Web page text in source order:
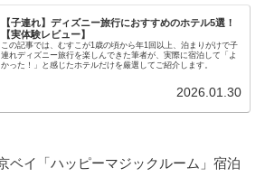
【子連れ】ディズニー旅行におすすめのホテル5選！
【実体験レビュー】
この記事では、むすこが1歳の頃から年1回以上、泊まりがけで子
連れディズニー旅行を楽しんできた筆者が、実際に宿泊して「よ
かった！」と感じたホテルだけを厳選してご紹介します。
2026.01.30
ベイ「ハッピーマジックルーム」宿泊